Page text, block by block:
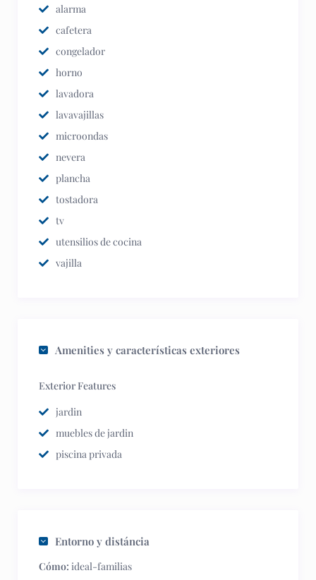
alarma
cafetera
congelador
horno
lavadora
lavavajillas
microondas
nevera
plancha
tostadora
tv
utensilios de cocina
vajilla
Amenities y características exteriores
Exterior Features
jardin
muebles de jardin
piscina privada
Entorno y distáncia
Cómo: ideal-familias